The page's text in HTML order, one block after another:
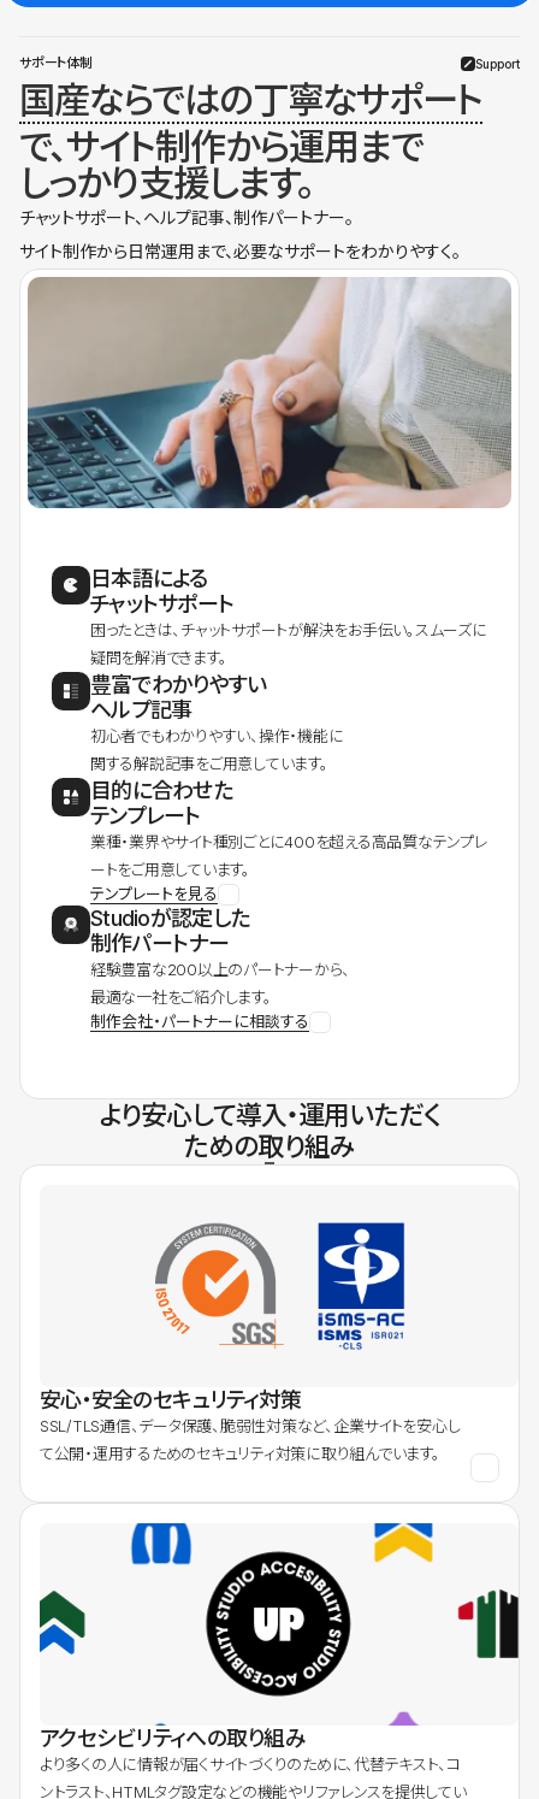
サポート体制 Support
国産ならではの丁寧なサポート
で、サイト制作から運用まで
しっかり支援します。
チャットサポート、ヘルプ記事、制作パートナー。
サイト制作から日常運用まで、必要なサポートをわかりやすく。
日本語による
チャットサポート
困ったときは、チャットサポートが解決をお手伝い。スムーズに
疑問を解消できます。
豊富でわかりやすい
ヘルプ記事
初心者でもわかりやすい、操作・機能に
関する解説記事をご用意しています。
目的に合わせた
テンプレート
業種・業界やサイト種別ごとに400を超える高品質なテンプレ
ートをご用意しています。
テンプレートを見る
Studioが認定した
制作パートナー
経験豊富な200以上のパートナーから、
最適な一社をご紹介します。
制作会社・パートナーに相談する
より安心して導入・運用いただく
ための取り組み
安心・安全のセキュリティ対策
SSL/TLS通信、データ保護、脆弱性対策など、企業サイトを安心し
て公開・運用するためのセキュリティ対策に取り組んでいます。
アクセシビリティへの取り組み
より多くの人に情報が届くサイトづくりのために、代替テキスト、コ
ントラスト、HTMLタグ設定などの機能やリファレンスを提供してい